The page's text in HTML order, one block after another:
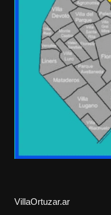
VillaOrtuzar.ar